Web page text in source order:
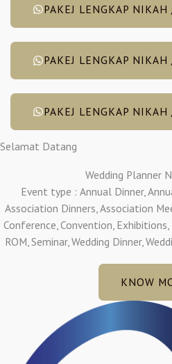
PAKEJ LENGKAP
PAKEJ LENGKAP
PAKEJ LENGKAP
Selamat Datang
Wedding Planner
Event type : Annual Dinner,
Association Dinners, Association
Conference, Convention,
ROM, Seminar, Wedding Dinner,
KNOW